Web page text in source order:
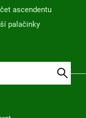
ascendentu
palačinky